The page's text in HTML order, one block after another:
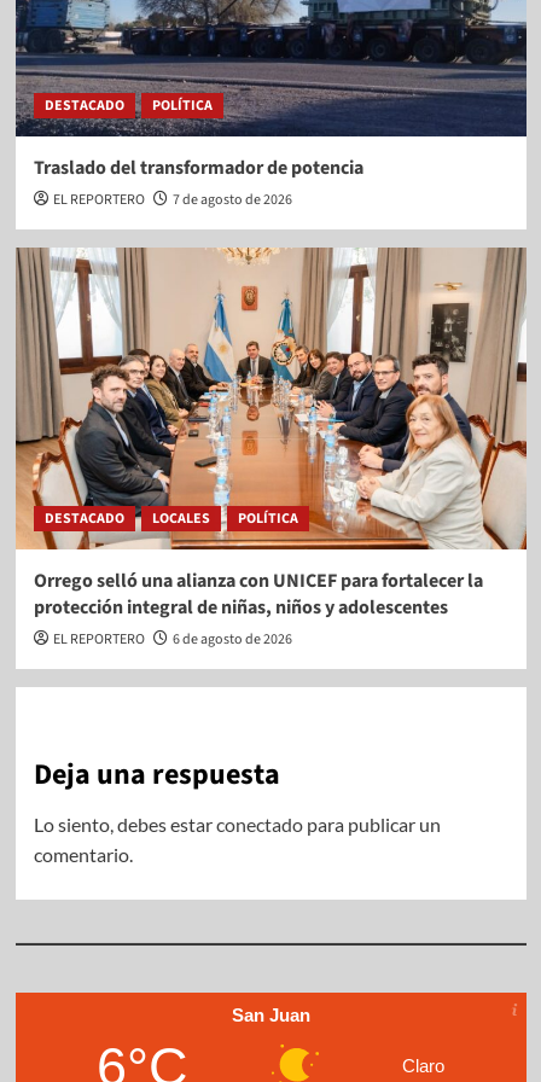
DESTACADO POLÍTICA
Traslado del transformador de potencia
EL REPORTERO 7 de agosto de 2026
DESTACADO LOCALES POLÍTICA
Orrego selló una alianza con UNICEF para fortalecer la
protección integral de niñas, niños y adolescentes
EL REPORTERO 6 de agosto de 2026
Deja una respuesta
Lo siento, debes estarconectadopara publicar un
comentario.
San Juan
6°C Claro